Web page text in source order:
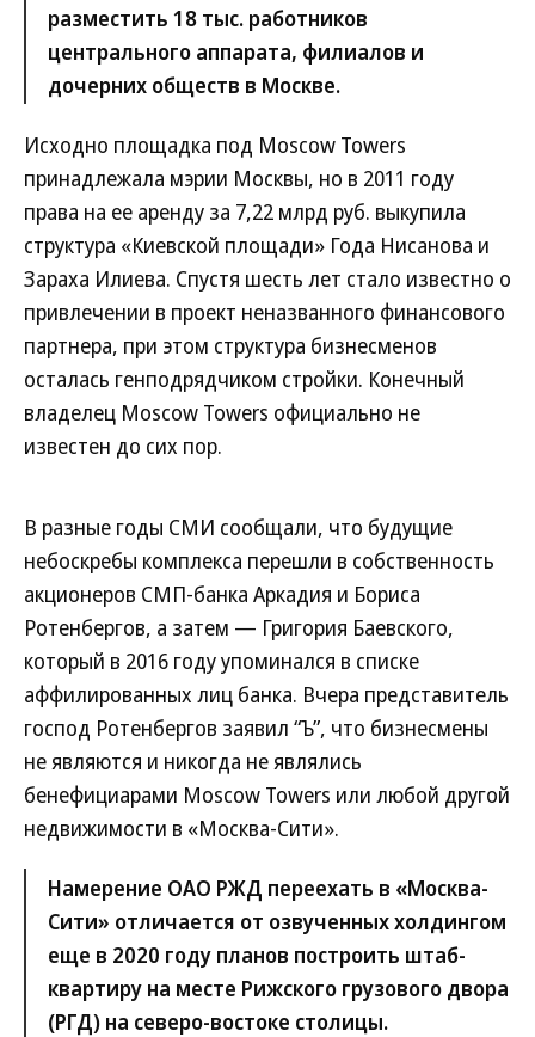
разместить 18 тыс. работников
центрального аппарата, филиалов и
дочерних обществ в Москве.
Исходно площадка под Moscow Towers
принадлежала мэрии Москвы, но в 2011 году
права на ее аренду за 7,22 млрд руб. выкупила
структура «Киевской площади» Года Нисанова и
Зараха Илиева. Спустя шесть лет стало известно о
привлечении в проект неназванного финансового
партнера, при этом структура бизнесменов
осталась генподрядчиком стройки. Конечный
владелец Moscow Towers официально не
известен до сих пор.
В разные годы СМИ сообщали, что будущие
небоскребы комплекса перешли в собственность
акционеров СМП-банка Аркадия и Бориса
Ротенбергов, а затем — Григория Баевского,
который в 2016 году упоминался в списке
аффилированных лиц банка. Вчера представитель
господ Ротенбергов заявил “Ъ”, что бизнесмены
не являются и никогда не являлись
бенефициарами Moscow Towers или любой другой
недвижимости в «Москва-Сити».
Намерение ОАО РЖД переехать в «Москва-
Сити» отличается от озвученных холдингом
еще в 2020 году планов построить штаб-
квартиру на месте Рижского грузового двора
(РГД) на северо-востоке столицы.